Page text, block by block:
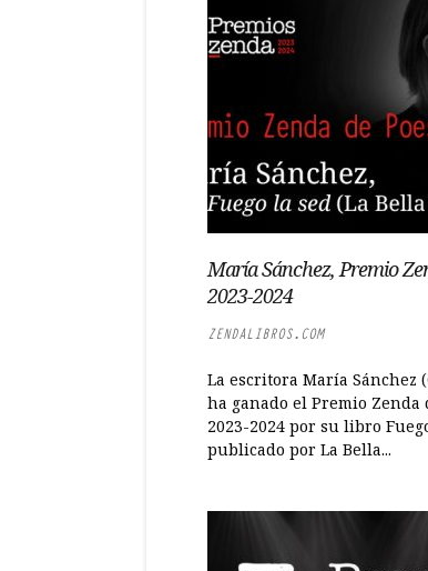
María Sánchez, Premio
2023-2024
ZENDALIBROS.COM
La escritora María Sánchez
ha ganado el Premio Zenda
2023-2024 por su libro
publicado por La Bella...